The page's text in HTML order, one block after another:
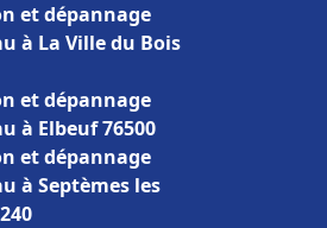
et dépannage
à La Ville du Bois
et dépannage
à Elbeuf 76500
et dépannage
à Septèmes les